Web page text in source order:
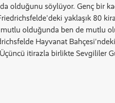
olduğunu söylüyor. Genç bir
yaklaşık 80
mutlu olduğunda ben de mutlu
Hayvanat
itirazla birlikte Sevgililer